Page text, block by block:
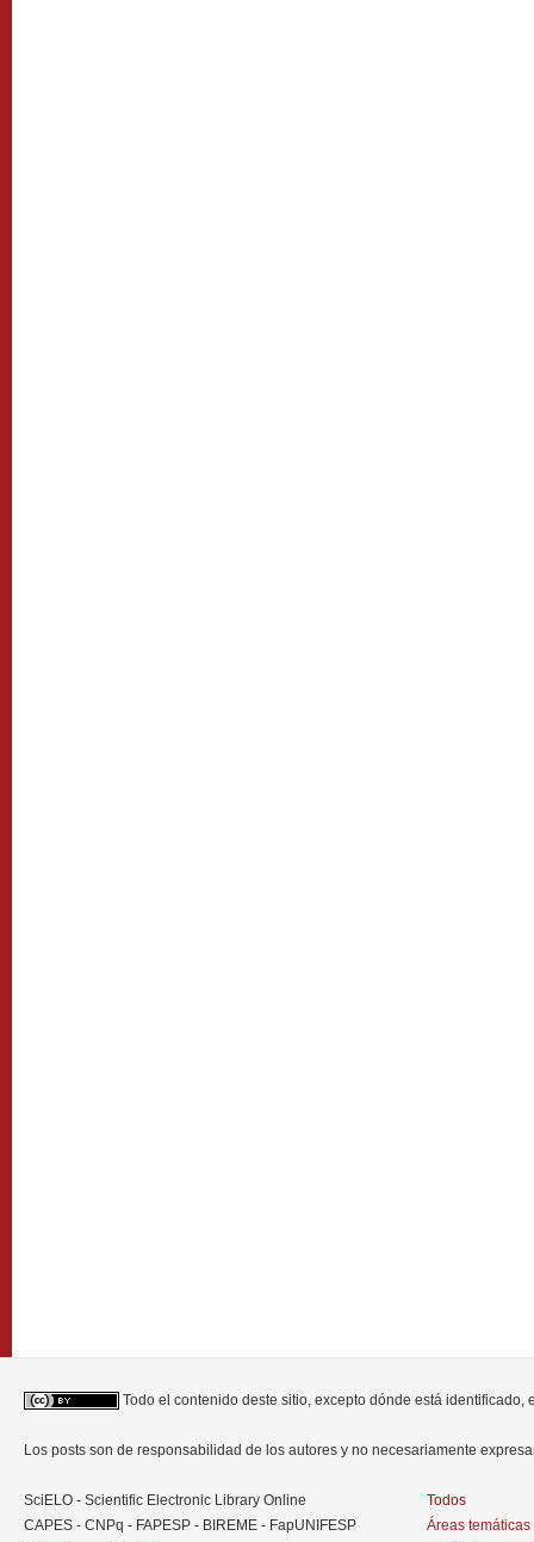
Todo el contenido deste sitio, excepto dónde está identificado,
Los posts son de responsabilidad de los autores y no necesariamente
SciELO - Scientific Electronic Library Online
CAPES - CNPq - FAPESP - BIREME - FapUNIFESP
Todos
Áreas temáticas